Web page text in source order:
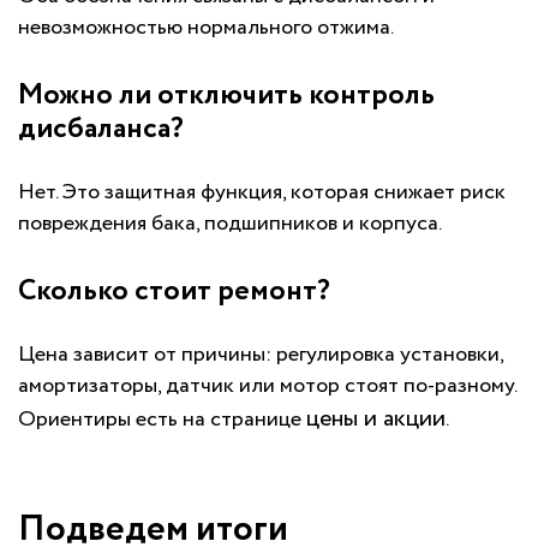
невозможностью нормального отжима.
Можно ли отключить контроль
дисбаланса?
Нет. Это защитная функция, которая снижает риск
повреждения бака, подшипников и корпуса.
Сколько стоит ремонт?
Цена зависит от причины: регулировка установки,
амортизаторы, датчик или мотор стоят по-разному.
Ориентиры есть на страницецены и акции.
Подведем итоги